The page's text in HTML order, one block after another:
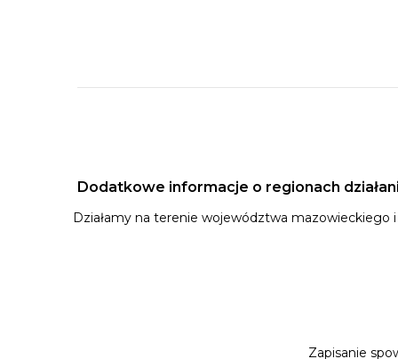
Dodatkowe informacje o regionach
Działamy na terenie województwa mazowieckiego i
Zapisanie